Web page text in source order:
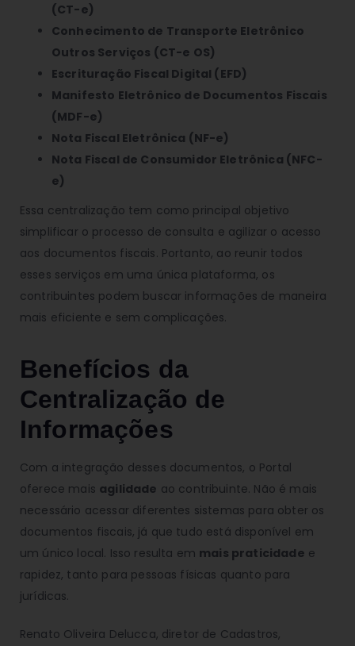
(CT-e)
Conhecimento de Transporte Eletrônico
Outros Serviços (CT-e OS)
Escrituração Fiscal Digital (EFD)
Manifesto Eletrônico de Documentos Fiscais
(MDF-e)
Nota Fiscal Eletrônica (NF-e)
Nota Fiscal de Consumidor Eletrônica (NFC-
e)
Essa centralização tem como principal objetivo
simplificar o processo de consulta e agilizar o acesso
aos documentos fiscais. Portanto, ao reunir todos
esses serviços em uma única plataforma, os
contribuintes podem buscar informações de maneira
mais eficiente e sem complicações.
Benefícios da
Centralização de
Informações
Com a integração desses documentos, o Portal
oferece mais agilidade ao contribuinte. Não é mais
necessário acessar diferentes sistemas para obter os
documentos fiscais, já que tudo está disponível em
um único local. Isso resulta em mais praticidade e
rapidez, tanto para pessoas físicas quanto para
jurídicas.
Renato Oliveira Delucca, diretor de Cadastros,